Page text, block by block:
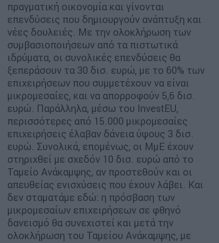
πραγματική οικονομία και γίνονται
επενδύσεις που δημιουργούν ανάπτυξη και
νέες δουλειές. Με την ολοκλήρωση των
συμβασιοποιήσεων από τα πιστωτικά
ιδρύματα, οι συνολικές επενδύσεις θα
ξεπεράσουν τα 30 δισ. ευρώ, με το 60% των
επιχειρήσεων που συμμετέχουν να είναι
μικρομεσαίες, και να απορροφούν 5,6 δισ.
ευρώ. Παράλληλα, μέσω του InvestEU,
περισσότερες από 15.000 μικρομεσαίες
επιχειρήσεις έλαβαν δάνεια ύψους 3 δισ.
ευρώ. Συνολικά, επομένως, οι ΜμΕ έχουν
στηριχθεί με σχεδόν 10 δισ. ευρώ από το
Ταμείο Ανάκαμψης, αν προστεθούν και οι
απευθείας ενισχύσεις που έχουν λάβει. Και
δεν σταματάμε εδώ: η πρόσβαση των
μικρομεσαίων επιχειρήσεων σε φθηνό
δανεισμό θα συνεχιστεί και μετά την
ολοκλήρωση του Ταμείου Ανάκαμψης, με